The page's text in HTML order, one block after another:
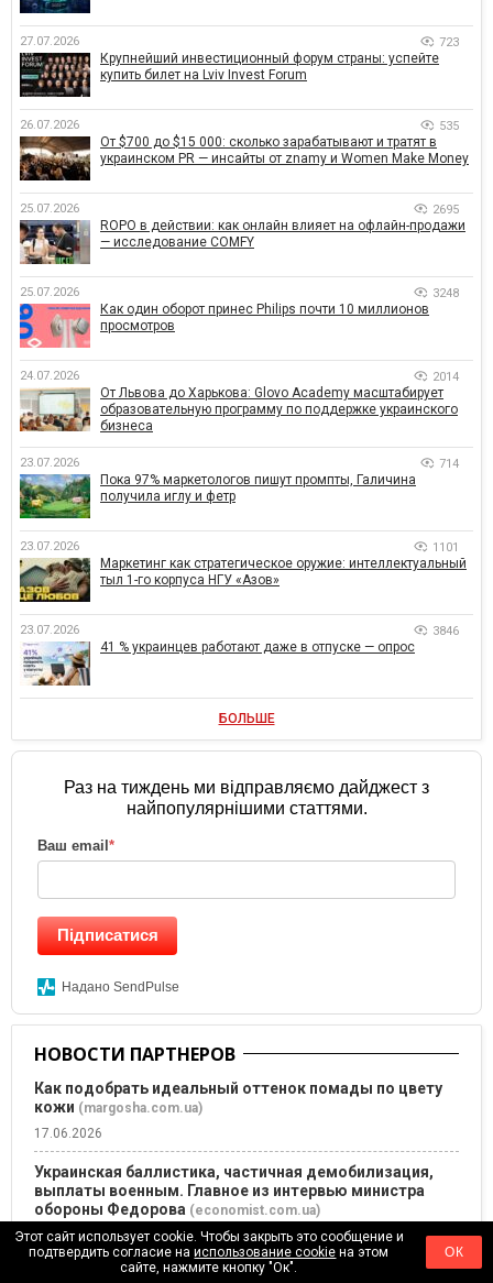
27.07.2026 723
Крупнейший инвестиционный форум страны: успейте
купить билет на Lviv Invest Forum
26.07.2026 535
От $700 до $15 000: сколько зарабатывают и тратят в
украинском PR — инсайты от znamy и Women Make Money
25.07.2026 2695
ROPO в действии: как онлайн влияет на офлайн-продажи
— исследование COMFY
25.07.2026 3248
Как один оборот принес Philips почти 10 миллионов
просмотров
24.07.2026 2014
От Львова до Харькова: Glovo Academy масштабирует
образовательную программу по поддержке украинского
бизнеса
23.07.2026 714
Пока 97% маркетологов пишут промпты, Галичина
получила иглу и фетр
23.07.2026 1101
Маркетинг как стратегическое оружие: интеллектуальный
тыл 1-го корпуса НГУ «Азов»
23.07.2026 3846
41 % украинцев работают даже в отпуске — опрос
БОЛЬШЕ
Раз на тиждень ми відправляємо дайджест з
найпопулярнішими статтями.
Ваш email *
Підписатися
Надано SendPulse
НОВОСТИ ПАРТНЕРОВ
Как подобрать идеальный оттенок помады по цвету
кожи (margosha.com.ua)
17.06.2026
Украинская баллистика, частичная демобилизация,
выплаты военным. Главное из интервью министра
обороны Федорова (economist.com.ua)
17.06.2026
6 незаменимых книг о создании организаций
Этот сайт использует cookie. Чтобы закрыть это сообщение и
подтвердить согласие наиспользование cookie на этом
сайте, нажмите кнопку "Ок".
ОК